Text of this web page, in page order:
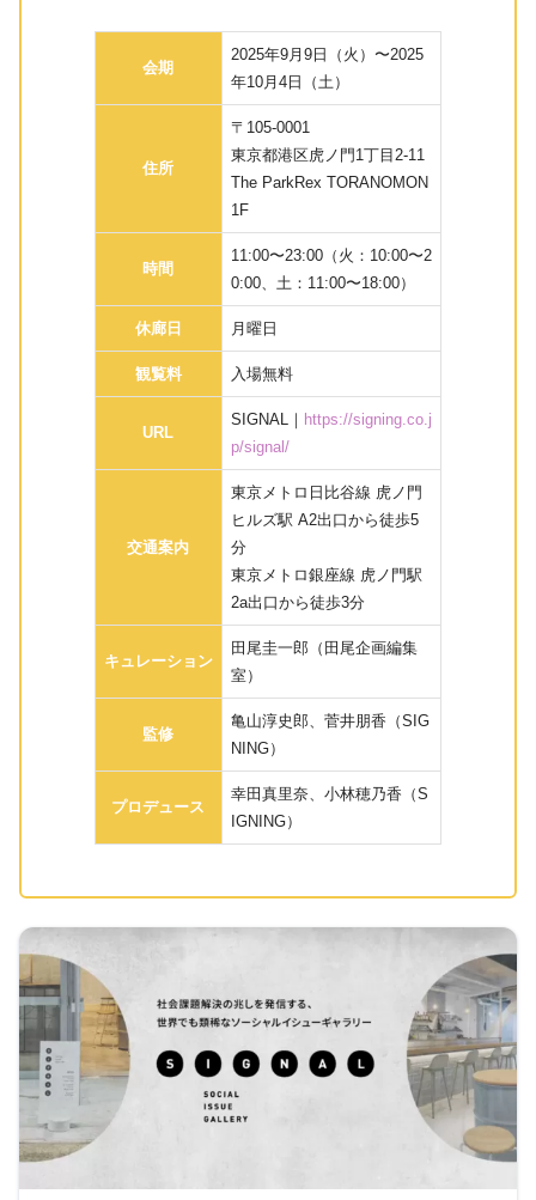
会期
2025年9月9日（火）〜2025
年10月4日（土）
住所
〒105-0001
東京都港区虎ノ門1丁目2-11
The ParkRex TORANOMON
1F
時間
11:00〜23:00（火：10:00〜2
0:00、土：11:00〜18:00）
休廊日 月曜日
観覧料 入場無料
URL
SIGNAL｜ https://signing.co.j
p/signal/
交通案内
東京メトロ日比谷線 虎ノ門
ヒルズ駅 A2出口から徒歩5
分
東京メトロ銀座線 虎ノ門駅
2a出口から徒歩3分
キュレーション
田尾圭一郎（田尾企画編集
室）
監修
亀山淳史郎、菅井朋香（SIG
NING）
プロデュース
幸田真里奈、小林穂乃香（S
IGNING）